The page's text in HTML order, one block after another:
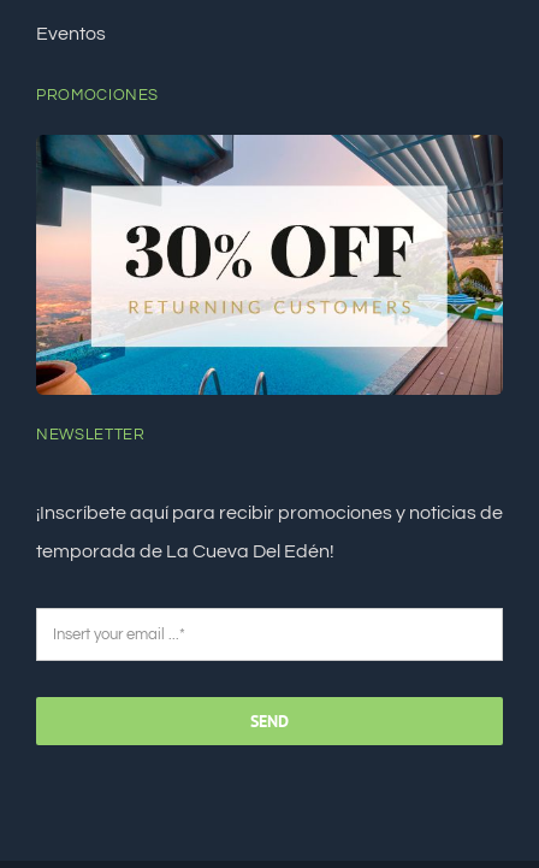
Eventos
PROMOCIONES
NEWSLETTER
¡Inscríbete aquí para recibir promociones y noticias de
temporada de La Cueva Del Edén!
SEND